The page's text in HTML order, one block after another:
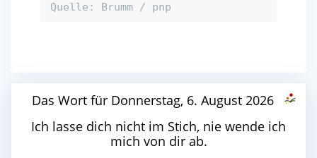
Quelle: Brumm / pnp
Das Wort für Donnerstag, 6. August 2026
Ich lasse dich nicht im Stich, nie wende ich
mich von dir ab.